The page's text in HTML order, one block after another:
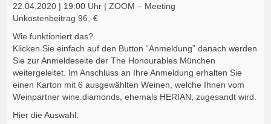
22.04.2020 | 19:00 Uhr | ZOOM – Meeting
Unkostenbeitrag 96,-€
Wie funktioniert das?
Klicken Sie einfach auf den Button “Anmeldung” danach werden
Sie zur Anmeldeseite der The Honourables München
weitergeleitet. Im Anschluss an Ihre Anmeldung erhalten Sie
einen Karton mit 6 ausgewählten Weinen, welche Ihnen vom
Weinpartner wine.diamonds, ehemals HERIAN, zugesandt wird.
Hier die Auswahl: